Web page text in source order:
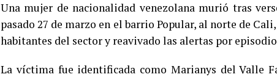
Una mujer de nacionalidad venezolana murió tras
pasado 27 de marzo en el barrio Popular, al norte de
habitantes del sector y reavivado las alertas por
La víctima fue identificada como Marianys del Valle